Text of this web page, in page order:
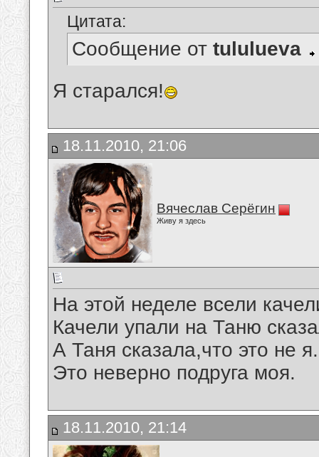
Цитата:
Сообщение от tululueva
Я старался!
18.11.2010, 21:06
Вячеслав Серёгин
Живу я здесь
На этой неделе всели
Качели упали на Таню
А Таня сказала,что это не я.
Это неверно подруга моя.
18.11.2010, 21:14